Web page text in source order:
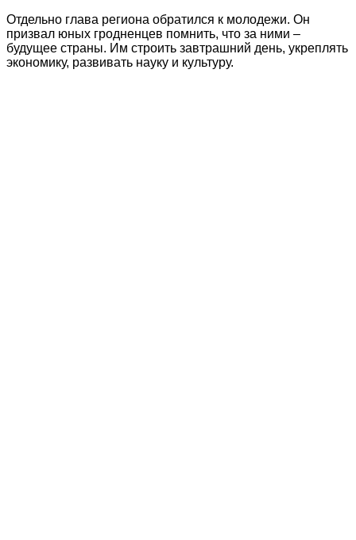
Отдельно глава региона обратился к молодежи. Он
призвал юных гродненцев помнить, что за ними –
будущее страны. Им строить завтрашний день, укреплять
экономику, развивать науку и культуру.